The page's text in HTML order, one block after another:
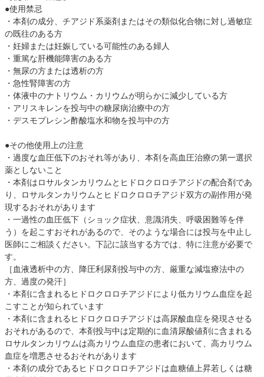
●使用禁忌
・本剤の成分、チアジド系薬剤またはその類似化合物に対し過敏症
の既往のある方
・妊婦または妊娠している可能性のある婦人
・重篤な肝機能障害のある方
・無尿の方または透析の方
・急性腎障害の方
・体液中のナトリウム・カリウムが明らかに減少している方
・アリスキレンを投与中の糖尿病治療中の方
・デスモプレシン酢酸塩水和物を投与中の方
●その他使用上の注意
・過度な血圧低下のおそれ等があり、本剤を高血圧治療の第一選択
薬としないこと
・本剤はロサルタンカリウムとヒドロクロロチアジドの配合剤であ
り、ロサルタンカリウムとヒドロクロロチアジド双方の副作用が発
現するおそれがあります
・一過性の血圧低下（ショック症状、意識消失、呼吸困難等を伴
う）を起こすおそれがあるので、そのような場合には投与を中止し
医師にご相談ください。下記に該当する方では、特に注意が必要で
す。
［血液透析中の方、降圧利尿剤投与中の方、厳重な減塩療法中の
方、過度の発汗］
・本剤に含まれるヒドロクロロチアジドにより低カリウム血症を起
こすことが知られています
・本剤に含まれるヒドロクロロチアジドは高尿酸血症を発現させる
おそれがあるので、本剤投与中は定期的に血清尿酸値剤に含まれる
ロサルタンカリウムは高カリウム血症の患者において、高カリウム
血症を増悪させるおそれがあります
・本剤の成分であるヒドロクロロチアジドは血糖値上昇若しくは糖